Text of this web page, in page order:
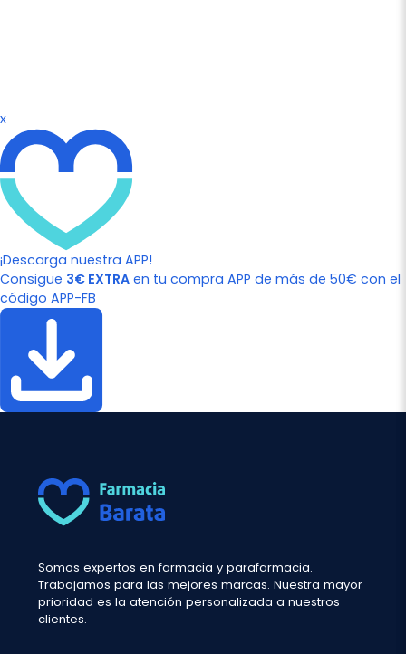
x
¡Descarga nuestra APP!
Consigue 3€ EXTRA en tu compra APP de más de 50€ con el
código APP-FB
Somos expertos en farmacia y parafarmacia.
Trabajamos para las mejores marcas. Nuestra mayor
prioridad es la atención personalizada a nuestros
clientes.